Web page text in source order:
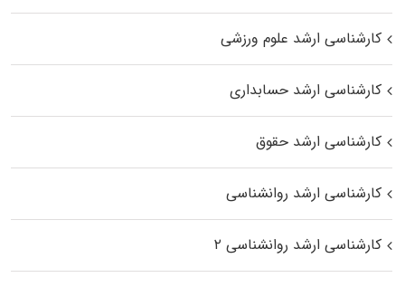
کارشناسی ارشد علوم ورزشی
کارشناسی ارشد حسابداری
کارشناسی ارشد حقوق
کارشناسی ارشد روانشناسی
کارشناسی ارشد روانشناسی ۲